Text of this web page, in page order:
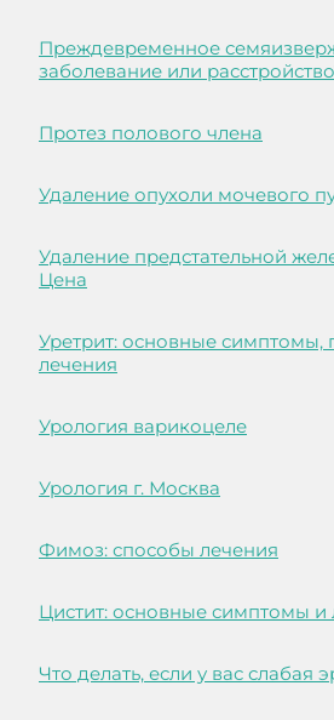
Преждевременное
заболевание или
Протез полового члена
Удаление опухоли мочевого
Удаление предстательной
Цена
Уретрит: основные симптомы,
лечения
Урология варикоцеле
Урология г. Москва
Фимоз: способы лечения
Цистит: основные симптомы и
Что делать, если у вас слабая